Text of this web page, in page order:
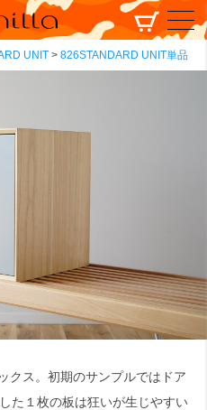
UNIT 826STANDARD UNIT単品
クス。初期のサンプルではドア
た１枚の板は狂いが生じやすい